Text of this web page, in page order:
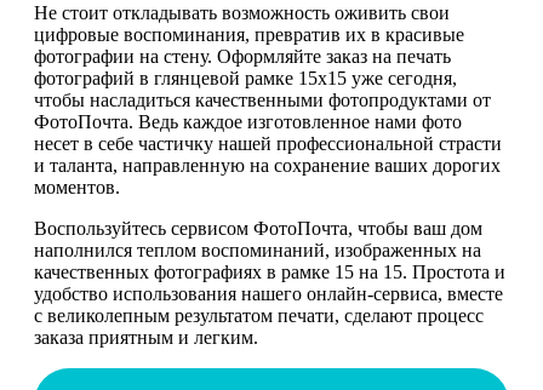
Не стоит откладывать возможность оживить свои
цифровые воспоминания, превратив их в красивые
фотографии на стену. Оформляйте заказ на печать
фотографий в глянцевой рамке 15х15 уже сегодня,
чтобы насладиться качественными фотопродуктами от
ФотоПочта. Ведь каждое изготовленное нами фото
несет в себе частичку нашей профессиональной страсти
и таланта, направленную на сохранение ваших дорогих
моментов.
Воспользуйтесь сервисом ФотоПочта, чтобы ваш дом
наполнился теплом воспоминаний, изображенных на
качественных фотографиях в рамке 15 на 15. Простота и
удобство использования нашего онлайн-сервиса, вместе
с великолепным результатом печати, сделают процесс
заказа приятным и легким.